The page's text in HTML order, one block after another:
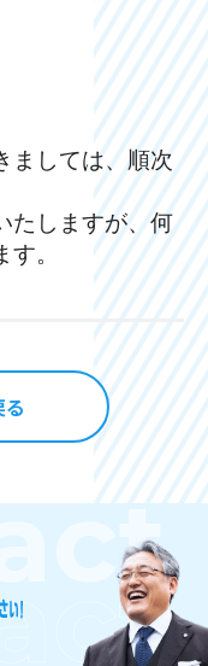
ましては、順次
たしますが、何
。